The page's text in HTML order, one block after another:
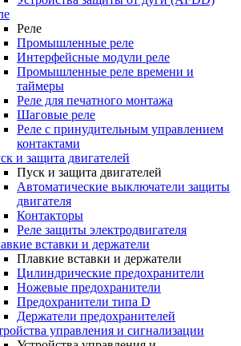
Реле
Промышленные реле
Интерфейсные модули реле
Промышленные реле времени и
таймеры
Реле для печатного монтажа
Шаговые реле
Реле с принудительным управлением
контактами
и защита двигателей
Пуск и защита двигателей
Автоматические выключатели защиты
двигателя
Контакторы
Реле защиты электродвигателя
вставки и держатели
Плавкие вставки и держатели
Цилиндрические предохранители
Ножевые предохранители
Предохранители типа D
Держатели предохранителей
управления и сигнализации